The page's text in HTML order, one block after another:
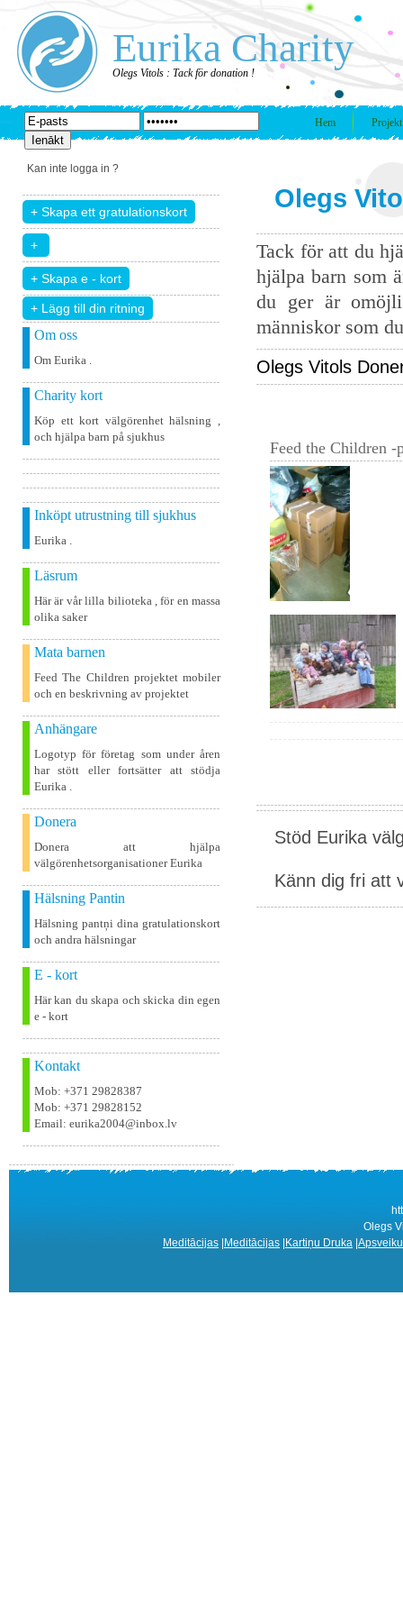
Eurika Charity
Olegs Vitols : Tack för donation !
Hem Projekt
Kan inte logga in ?
+ Lägg till din ritning
Om oss
Om Eurika .
Charity kort
Köp ett kort välgörenhet hälsning ,
och hjälpa barn på sjukhus
Inköpt utrustning till sjukhus
Eurika .
Läsrum
Här är vår lilla bilioteka , för en massa
olika saker
Mata barnen
Feed The Children projektet mobiler
och en beskrivning av projektet
Anhängare
Logotyp för företag som under åren
har stött eller fortsätter att stödja
Eurika .
Donera
Donera att hjälpa
välgörenhetsorganisationer Eurika
Hälsning Pantin
Hälsning pantņi dina gratulationskort
och andra hälsningar
E - kort
Här kan du skapa och skicka din egen
e - kort
Kontakt
Mob: +371 29828387
Mob: +371 29828152
Email: eurika2004@inbox.lv
Olegs
Tack för att du
hjälpa barn som
du ger är
människor som
Olegs Vitols
Feed the Children -
Stöd Eurika
Känn dig fri att
Olegs
Meditācijas Meditācijas Kartiņu Druka